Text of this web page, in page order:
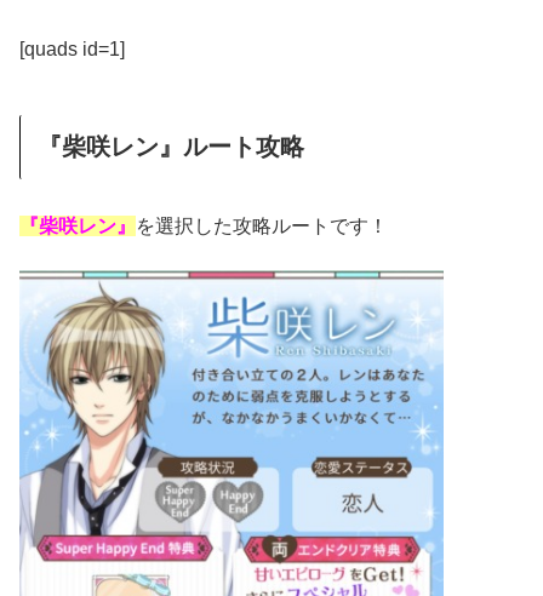
[quads id=1]
『柴咲レン』ルート攻略
『柴咲レン』 を選択した攻略ルートです！